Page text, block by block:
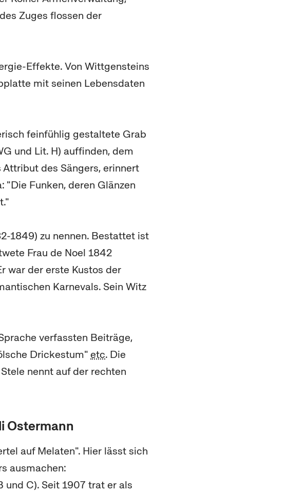
Zuges flossen der
Effekte. Von Wittgensteins
mit seinen Lebensdaten
feinfühlig gestaltete Grab
und Lit. H) auffinden, dem
des Sängers, erinnert
Funken, deren Glänzen
1849) zu nennen. Bestattet ist
Frau de Noel 1842
war der erste Kustos der
Karnevals. Sein Witz
verfassten Beiträge,
Drickestum"etc. Die
nennt auf der rechten
Ostermann
auf Melaten". Hier lässt sich
ausmachen:
und C). Seit 1907 trat er als